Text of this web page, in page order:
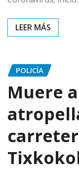
POLICÍA
Muere